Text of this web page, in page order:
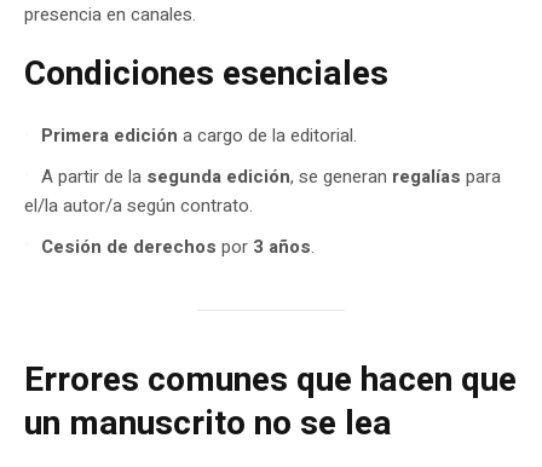
presencia en canales.
Condiciones esenciales
Primera edición a cargo de la editorial.
A partir de la segunda edición, se generan regalías para
el/la autor/a según contrato.
Cesión de derechos por 3 años.
Errores comunes que hacen que
un manuscrito no se lea